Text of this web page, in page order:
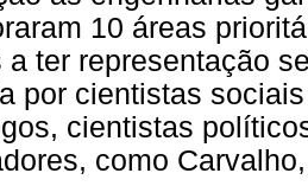
10 áreas
a ter representação
por cientistas
cientistas
como